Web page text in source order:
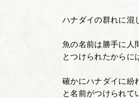
ハナダイの群れに混
魚の名前は勝手に人
とつけられたからに
確かにハナダイに紛
と名前がつけられて